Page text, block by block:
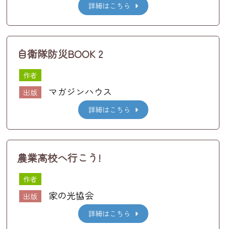
詳細はこちら
自衛隊防災BOOK 2
作者
出版
マガジンハウス
詳細はこちら
農業高校へ行こう!
作者
出版
家の光協会
詳細はこちら